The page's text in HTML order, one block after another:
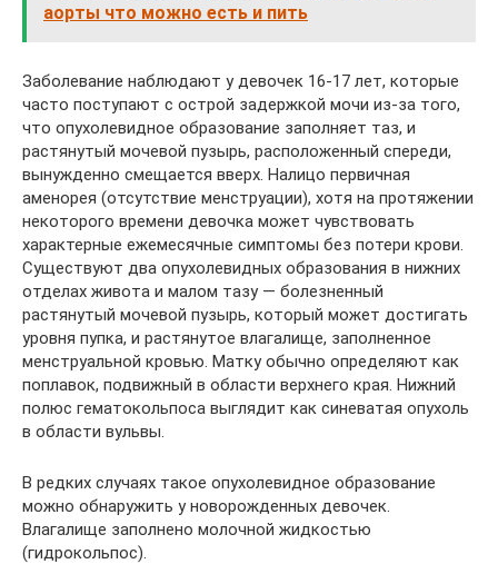
аорты что можно есть и пить
Заболевание наблюдают у девочек 16-17 лет, которые
часто поступают с острой задержкой мочи из-за того,
что опухолевидное образование заполняет таз, и
растянутый мочевой пузырь, расположенный спереди,
вынужденно смещается вверх. Налицо первичная
аменорея (отсутствие менструации), хотя на протяжении
некоторого времени девочка может чувствовать
характерные ежемесячные симптомы без потери крови.
Существуют два опухолевидных образования в нижних
отделах живота и малом тазу — болезненный
растянутый мочевой пузырь, который может достигать
уровня пупка, и растянутое влагалище, заполненное
менструальной кровью. Матку обычно определяют как
поплавок, подвижный в области верхнего края. Нижний
полюс гематокольпоса выглядит как синеватая опухоль
в области вульвы.
В редких случаях такое опухолевидное образование
можно обнаружить у новорожденных девочек.
Влагалище заполнено молочной жидкостью
(гидрокольпос).